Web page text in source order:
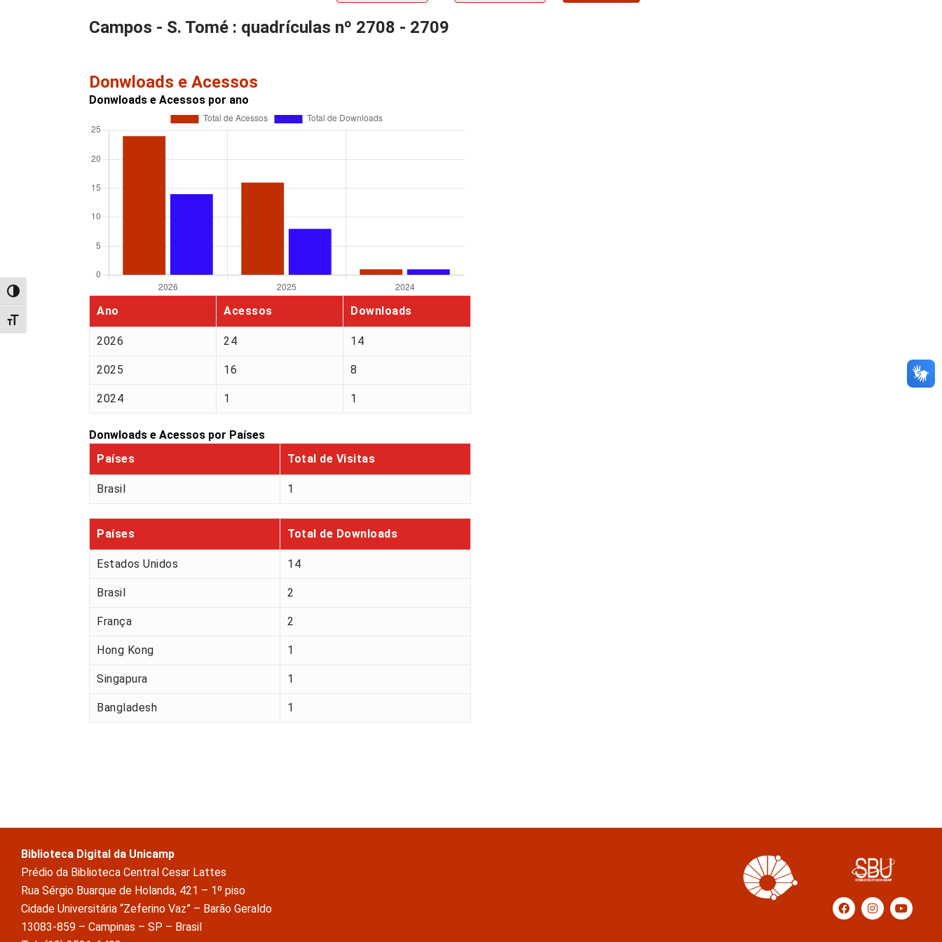
Alternar alto contraste
Alternar tamanho da fonte
Campos - S. Tomé : quadrículas nº 2708 - 2709
Donwloads e Acessos
Donwloads e Acessos por ano
Ano Acessos Downloads
2026 24 14
2025 16 8
2024 1 1
Donwloads e Acessos por Países
Países
Total de Visitas
Brasil 1
Países Total de Downloads
Estados Unidos 14
Brasil 2
França 2
Hong Kong 1
Singapura 1
Bangladesh 1
Biblioteca Digital da Unicamp
Prédio da Biblioteca Central Cesar Lattes
Rua Sérgio Buarque de Holanda, 421 – 1º piso
Cidade Universitária “Zeferino Vaz” – Barão Geraldo
13083-859 – Campinas – SP – Brasil